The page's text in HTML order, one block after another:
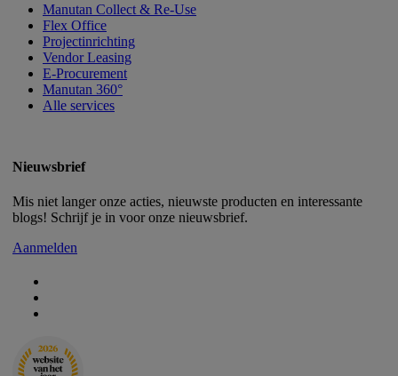
Manutan Collect & Re-Use
Flex Office
Projectinrichting
Vendor Leasing
E-Procurement
Manutan 360°
Alle services
Nieuwsbrief
Mis niet langer onze acties, nieuwste producten en interessante
blogs! Schrijf je in voor onze nieuwsbrief.
Aanmelden